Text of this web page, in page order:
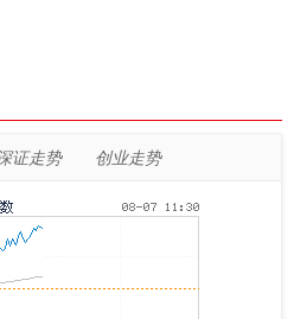
证走势 创业走势